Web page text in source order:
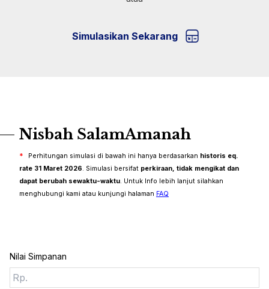
Simulasikan Sekarang
Nisbah SalamAmanah
* Perhitungan simulasi di bawah ini hanya berdasarkan historis eq.
rate 31 Maret 2026. Simulasi bersifat perkiraan, tidak mengikat dan
dapat berubah sewaktu-waktu. Untuk Info lebih lanjut silahkan
menghubungi kami atau kunjungi halaman FAQ
Nilai Simpanan